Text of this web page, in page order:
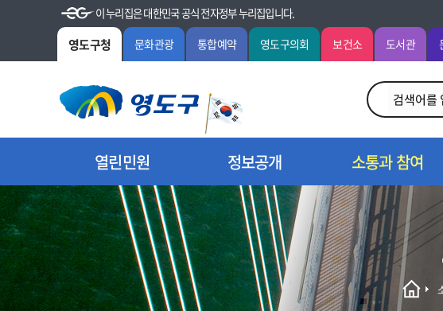
이 누리집은 대한민국 공식 전자정부 누리집입니다.
영도구청 문화관광 통합예약 영도구의회 보건소 도서관
열린민원 정보공개 소통과 참여